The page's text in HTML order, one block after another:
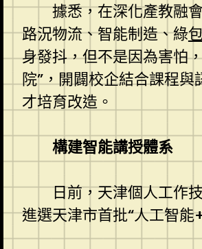
據悉，在深化產教融
路況物流、智能制造、綠
身發抖，但不是因為害怕
院”，開闢校企結合課程
才培育改造。
構建智能講授體系
日前，天津個人工作
進選天津市首批“人工智